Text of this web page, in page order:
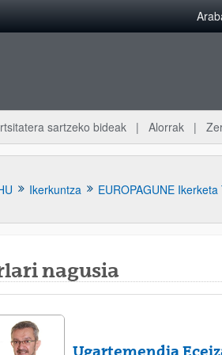
sartzeko bideak Alorrak
Ikerkuntza EUROPAGUNE Ikerketa
azpiorriak
nagusia
Ugartemendia